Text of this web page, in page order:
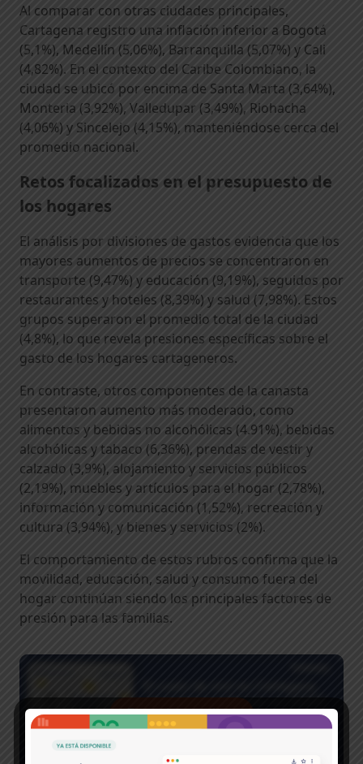
Al comparar con otras ciudades principales,
Cartagena registro una inflación inferior a Bogotá
(5,1%), Medellín (5,06%), Barranquilla (5,07%) y Cali
(4,82%). En el contexto del Caribe Colombiano, la
ciudad se ubicó por encima de Santa Marta (3,64%),
Monteria (3,92%), Valledupar (3,49%), Riohacha
(4,06%) y Sincelejo (4,15%), manteniéndose cerca del
promedio nacional.
Retos focalizados en el presupuesto de
los hogares
El análisis por divisiones de gastos evidencia que los
mayores aumentos de precios se concentraron en
transporte (9,47%) y educación (9,19%), seguidos por
restaurantes y hoteles (8,39%) y salud (7,98%). Estos
grupos superaron el promedio total de la ciudad
(4,8%), lo que revela presiones específicas sobre el
gasto de los hogares cartageneros.
En contraste, otros componentes de la canasta
presentaron aumento más moderado, como
alimentos y bebidas no alcohólicas (4.91%), bebidas
alcohólicas y tabaco (6,36%), prendas de vestir y
calzado (3,9%), alojamiento y servicios públicos
(2,19%), muebles y artículos para el hogar (2,78%),
información y comunicación (1,52%), recreación y
cultura (3,94%), y bienes y servicios (2%).
El comportamiento de estos rubros confirma que la
movilidad, educación, salud y consumo fuera del
hogar continúan siendo los principales factores de
presión para las familias.